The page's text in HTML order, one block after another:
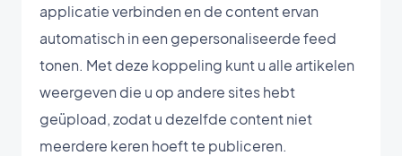
applicatie verbinden en de content ervan
automatisch in een gepersonaliseerde feed
tonen. Met deze koppeling kunt u alle artikelen
weergeven die u op andere sites hebt
geüpload, zodat u dezelfde content niet
meerdere keren hoeft te publiceren.